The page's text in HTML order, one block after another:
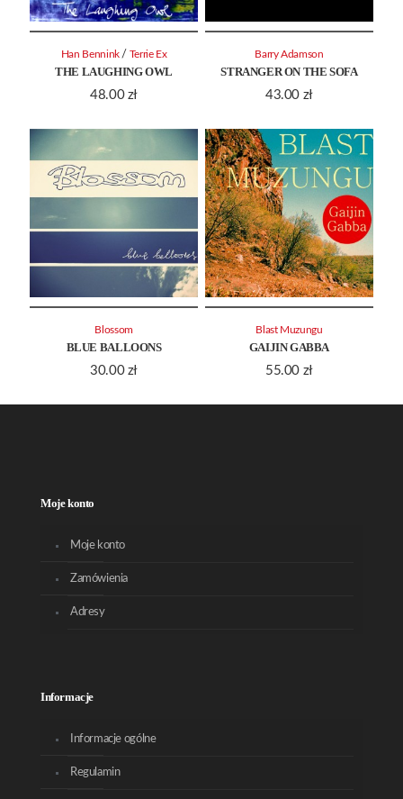
THE LAUGHING OWL
48.00 zł
Han Bennink / Terrie Ex
STRANGER ON THE SOFA
43.00 zł
Barry Adamson
BLUE BALLOONS
30.00 zł
Blossom
GAIJIN GABBA
55.00 zł
Blast Muzungu
Moje konto
Moje konto
Zamówienia
Adresy
Informacje
Informacje ogólne
Regulamin